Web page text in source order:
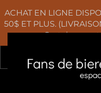
ACHAT EN LIGNE
50$ ET PLUS.
Certaines
0